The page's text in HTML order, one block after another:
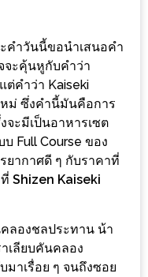
คำวันนี้ขอนำเสนอคำ
จะคุ้นหูกับคำว่า
ต่คำว่า Kaiseki
ม่ ซึ่งคำนี้มันคือการ
ะมีเป็นอาหารเซต
บ Full Course ของ
ยากาศดี ๆ กับราคาที่
Shizen Kaiseki
ลองชลประทาน น้า
เลียบคันคลอง
าเรื่อย ๆ จนถึงซอย